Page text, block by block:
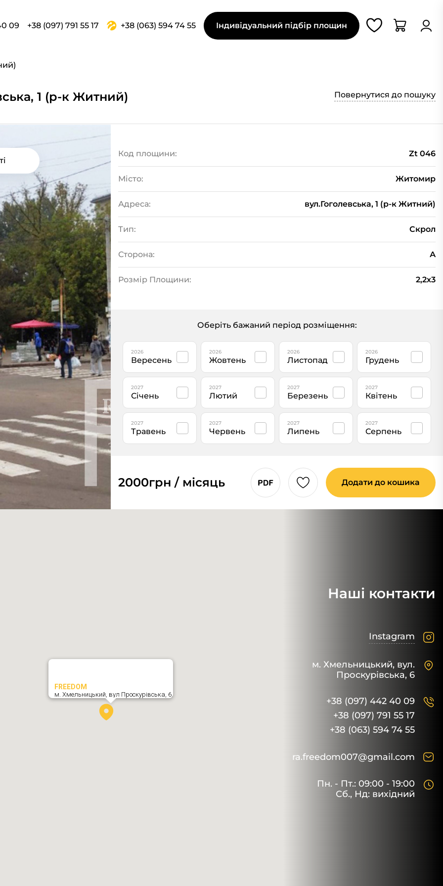
09 +38 (097) 791 55 17 +38 (063) 594 74 55 Індивідуальний підбір площин
1 (р-к Житний) Повернутися до пошуку
Код площини: Zt 046
Місто: Житомир
Адреса: вул.Гоголевська, 1 (р-к Житний)
Тип: Скрол
Сторона: А
Розмір Площини: 2,2х3
Оберіть бажаний період розміщення:
2026
Вересень
2026
Жовтень
2026
Листопад
2026
Грудень
2027
Січень
2027
Лютий
2027
Березень
2027
Квітень
2027
Травень
2027
Червень
2027
Липень
2027
Серпень
2000грн / місяць Додати до кошика
Наші контакти
Instagram
м. Хмельницький, вул.
Проскурівська, 6
+38 (097) 442 40 09
+38 (097) 791 55 17
+38 (063) 594 74 55
ra.freedom007@gmail.com
Пн. - Пт.: 09:00 - 19:00
Сб., Нд: вихідний
FREEDOM
м. Хмельницький, вул Проскурівська, 6,